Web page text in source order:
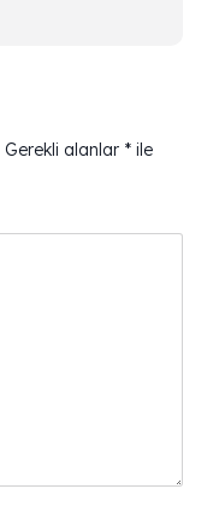
Gerekli alanlar * ile